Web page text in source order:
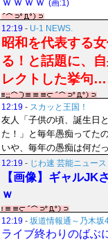
(画:1)
12:19 - U-1 NEWS.
昭和を代表する
る！と話題に、
レクトした挙句
12:19 - スカッと王国！
友人「子供の頃、誕生日
た！」と毎年愚痴って
いや、毎年の愚痴は何だ
12:19 - じわ速 芸能ニュー
【画像】ギャルJK
ｗ
12:19 - 坂道情報通～乃木坂
ライブ終わりのばぶ